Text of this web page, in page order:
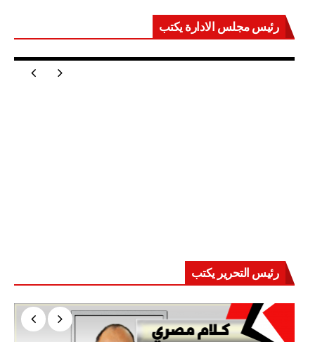
رئيس مجلس الادارة يكتب
مصر تعيد للعالم اتزانه
رئيس التحرير يكتب